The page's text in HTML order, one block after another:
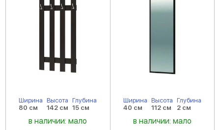
Ширина
80 см
Высота
142 см
Глубина
15 см
в наличии: мало
Ширина
40 см
Высота
112 см
Глубина
2 см
в наличии: мало